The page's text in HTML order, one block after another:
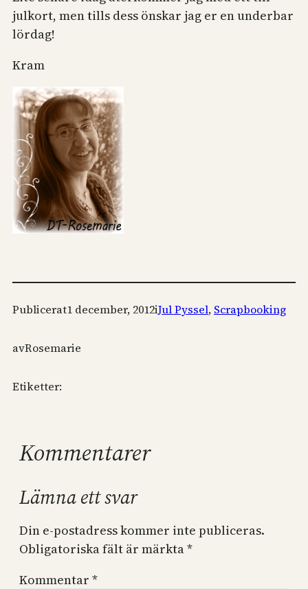
julkort, men tills dess önskar jag er en underbar
lördag!
Kram
Publicerat1 december, 2012iJul Pyssel, Scrapbooking
avRosemarie
Etiketter:
Kommentarer
Lämna ett svar
Din e-postadress kommer inte publiceras.
Obligatoriska fält är märkta*
Kommentar *